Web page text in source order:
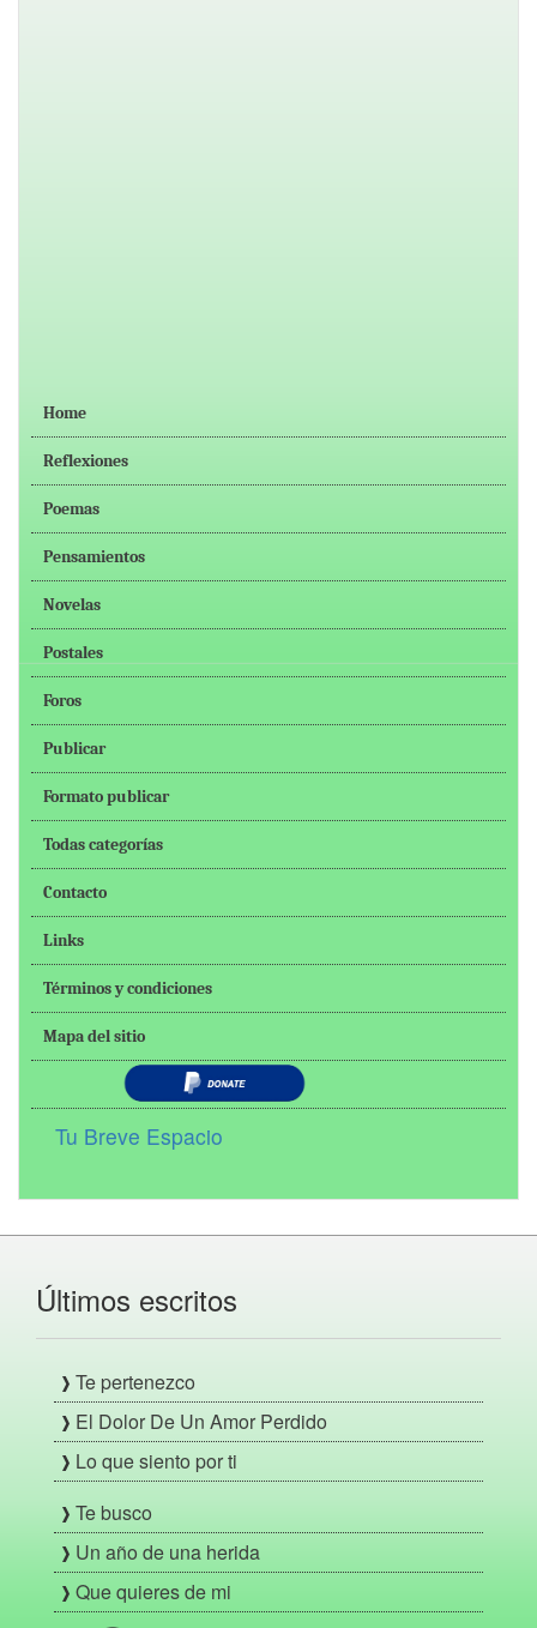
Home
Reflexiones
Poemas
Pensamientos
Novelas
Postales
Foros
Publicar
Formato publicar
Todas categorías
Contacto
Links
Términos y condiciones
Mapa del sitio
Tu Breve Espacio
Últimos escritos
Te pertenezco
El Dolor De Un Amor Perdido
Lo que siento por ti
Te busco
Un año de una herida
Que quieres de mi